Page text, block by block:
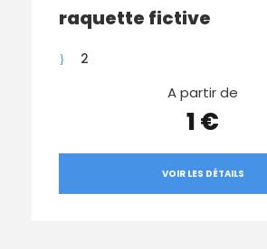
raquette fictive
2
A partir de
1 €
VOIR LES DÉTAILS